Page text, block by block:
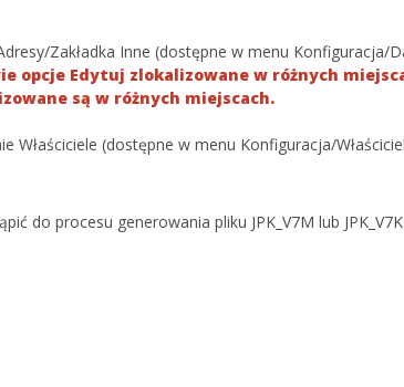
Zakładka Inne (dostępne w menu Konfiguracja/
opcje Edytuj zlokalizowane w różnych
są w różnych miejscach.
Właściciele (dostępne w menu Konfiguracja/
do procesu generowania pliku JPK_V7M lub